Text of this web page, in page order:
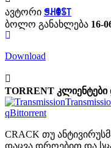
ავტორი ꁅꃅꂦꌗ꓄
ბოლო განახლება 16-
Download
TORRENT კლიენტები
qBittorrent
CRACK თუ
დაცვა დროებით და